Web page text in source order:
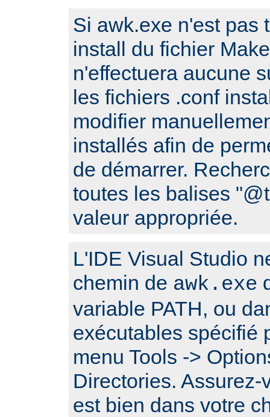
Si awk.exe n'est pas
install du fichier
n'effectuera aucune
les fichiers .conf
modifier
installés afin de
de démarrer.
toutes les balises
valeur appropriée.
L'IDE Visual Studio
chemin de awk.exe
variable PATH, ou
exécutables spécifié
menu Tools ->
Directories.
est bien dans votre